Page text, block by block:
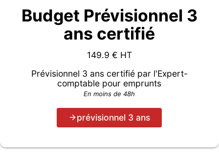
Budget Prévisionnel 3
ans certifié
149.9 € HT
Prévisionnel 3 ans certifié par l'Expert-
comptable pour emprunts
En moins de 48h
prévisionnel 3 ans